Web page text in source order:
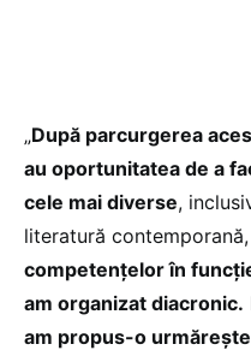
„După parcurgerea
au oportunitatea de a
cele mai diverse,
literatură contemporană,
competențelor în
am organizat diacronic.
am propus-o